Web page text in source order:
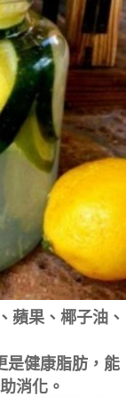
蘋果、椰子油、
是健康脂肪，能
消化。